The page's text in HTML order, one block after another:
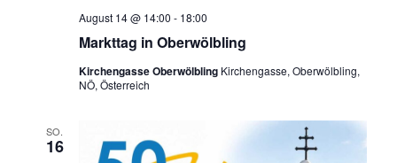
Markttag in Oberwölbling
August 14 @ 14:00 - 18:00
Kirchengasse Oberwölbling Kirchengasse, Oberwölbling,
NÖ, Österreich
SO.
16